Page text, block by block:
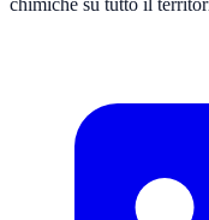
chimiche su tutto il